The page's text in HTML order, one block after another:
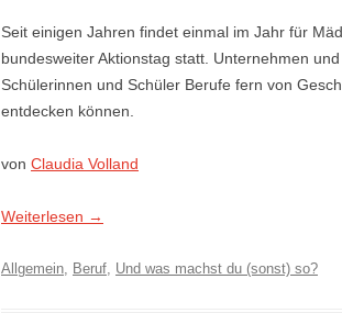
Seit einigen Jahren findet einmal im Jahr für
bundesweiter Aktionstag statt. Unternehmen
Schülerinnen und Schüler Berufe fern von
entdecken können.
von Claudia Volland
Weiterlesen →
Allgemein, Beruf, Und was machst du (sonst) so?